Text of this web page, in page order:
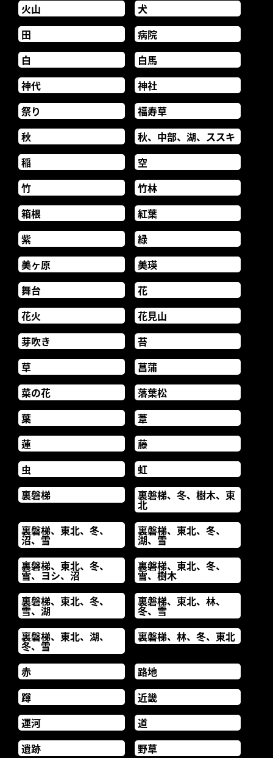
火山
犬
田
病院
白
白馬
神代
神社
祭り
福寿草
秋
秋、中部、湖、ススキ
稲
空
竹
竹林
箱根
紅葉
紫
緑
美ヶ原
美瑛
舞台
花
花火
花見山
芽吹き
苔
草
菖蒲
菜の花
落葉松
葉
葦
蓮
藤
虫
虹
裏磐梯
裏磐梯、冬、樹木、東
北
裏磐梯、東北、冬、
沼、雪
裏磐梯、東北、冬、
湖、雪
裏磐梯、東北、冬、
雪、ヨシ、沼
裏磐梯、東北、冬、
雪、樹木
裏磐梯、東北、冬、
雪、湖
裏磐梯、東北、林、
冬、雪
裏磐梯、東北、湖、
冬、雪
裏磐梯、林、冬、東北
赤
路地
蹲
近畿
運河
道
遺跡
野草